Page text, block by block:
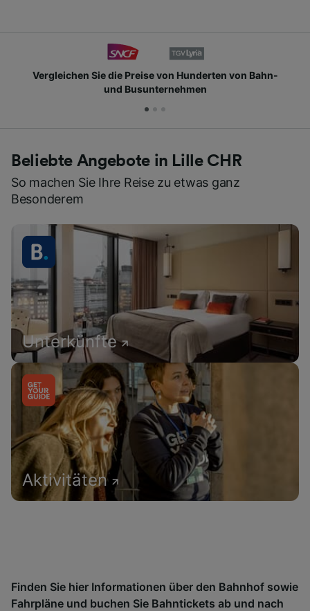
Vergleichen Sie die Preise von Hunderten von Bahn-
und Busunternehmen
Beliebte Angebote in Lille CHR
So machen Sie Ihre Reise zu etwas ganz
Besonderem
Unterkünfte
Aktivitäten
Finden Sie hier Informationen über den Bahnhof sowie
Fahrpläne und buchen Sie Bahntickets ab und nach